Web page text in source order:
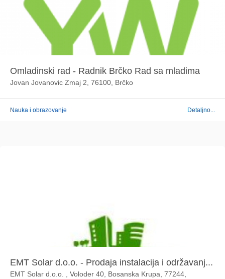
Omladinski rad - Radnik Brčko Rad sa mladima
Jovan Jovanovic Zmaj 2, 76100, Brčko
Nauka i obrazovanje Detaljno...
EMT Solar d.o.o. - Prodaja instalacija i održavanj...
EMT Solar d.o.o. , Voloder 40, Bosanska Krupa, 77244,